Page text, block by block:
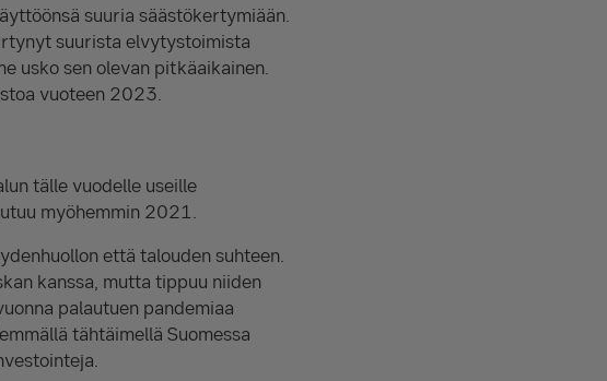
suuria säästökertymiään.
suurista elvytystoimista
usko sen olevan pitkäaikainen.
vuoteen 2023.
tälle vuodelle useille
myöhemmin 2021.
että talouden suhteen.
kanssa, mutta tippuu niiden
palautuen pandemiaa
tähtäimellä Suomessa